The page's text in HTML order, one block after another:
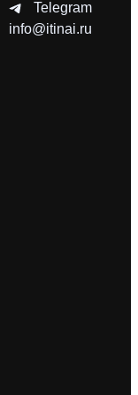
Telegram
info@itinai.ru